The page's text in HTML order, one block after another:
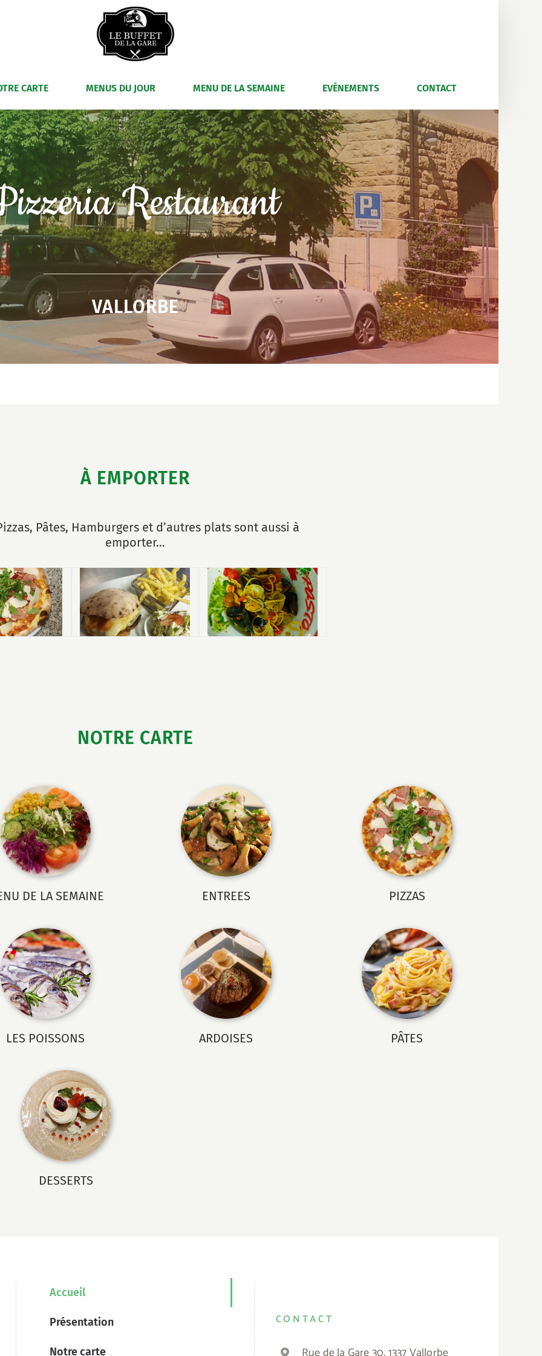
CARTE MENUS DU JOUR MENU DE LA SEMAINE EVÈNEMENTS CONTACT
Restaurant
VALLORBE
À EMPORTER
, Pâtes, Hamburgerset d’autres plats sont aussi à
emporter…
NOTRE CARTE
DE LA SEMAINE ENTREES PIZZAS
LES POISSONS ARDOISES PÂTES
DESSERTS
Accueil
Présentation
Notre carte
CONTACT